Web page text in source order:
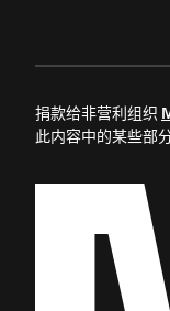
捐款给非营利组织
此内容中的某些